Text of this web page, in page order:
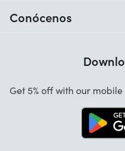
Conócenos
App Startselect
Trabaja con nosotros
Get 5% off with our